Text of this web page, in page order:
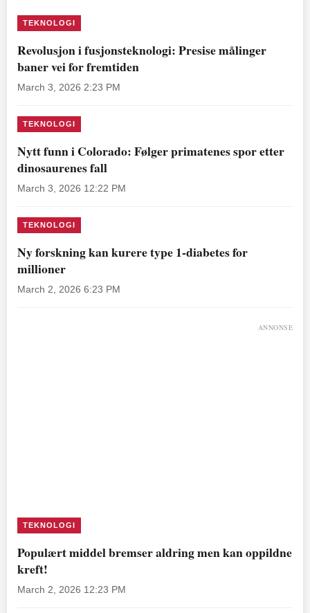
TEKNOLOGI
Revolusjon i fusjonsteknologi: Presise målinger
baner vei for fremtiden
March 3, 2026 2:23 PM
TEKNOLOGI
Nytt funn i Colorado: Følger primatenes spor etter
dinosaurenes fall
March 3, 2026 12:22 PM
TEKNOLOGI
Ny forskning kan kurere type 1-diabetes for
millioner
March 2, 2026 6:23 PM
ANNONSE
TEKNOLOGI
Populært middel bremser aldring men kan oppildne
kreft!
March 2, 2026 12:23 PM